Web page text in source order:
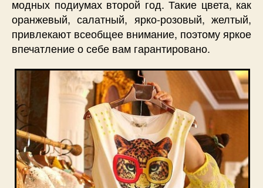
модных подиумах второй год. Такие цвета, как
оранжевый, салатный, ярко-розовый, желтый,
привлекают всеобщее внимание, поэтому яркое
впечатление о себе вам гарантировано.